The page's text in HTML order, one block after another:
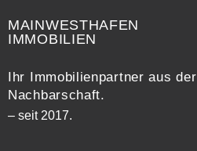
MAINWESTHAFEN
IMMOBILIEN
Ihr Immobilienpartner aus der
Nachbarschaft.
– seit 2017.